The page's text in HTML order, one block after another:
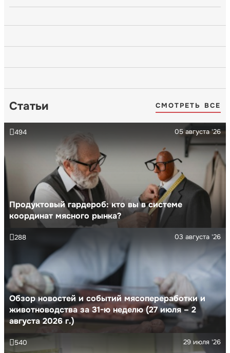
Статьи СМОТРЕТЬ ВСЕ
Продуктовый гардероб: кто вы в системе
координат мясного рынка?
05 августа '26
494
Обзор новостей и событий мясопереработки и
животноводства за 31-ю неделю (27 июля – 2
августа 2026 г.)
03 августа '26
288
29 июля '26
540